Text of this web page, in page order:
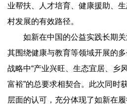
业帮扶、人才培育、健康援助、
村发展的有效路径。
如新在中国的公益实践长期关
其围绕健康与教育等领域开展的
战略中“产业兴旺、生态宜居、乡
富裕”的总要求相契合。此次同时
层面的认可，充分体现了如新在